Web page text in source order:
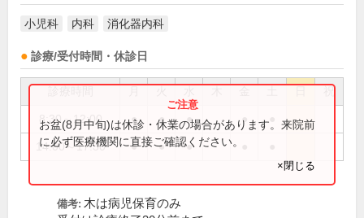
小児科 内科 消化器内科
診療/受付時間・休診日
祝
8:30～12:00 ● ● ● ●
14:00～17:30 ● ● ●
お盆(8月中旬)は休診・休業の場合があります。来院前
に必ず医療機関に直接ご確認ください。
×閉じる
備考: 木は病児保育のみ